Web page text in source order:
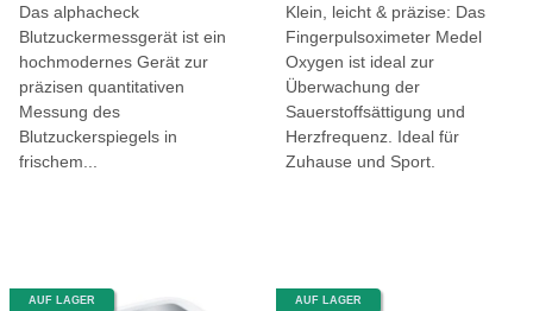
Das alphacheck
Blutzuckermessgerät ist ein
hochmodernes Gerät zur
präzisen quantitativen
Messung des
Blutzuckerspiegels in
frischem...
Klein, leicht & präzise: Das
Fingerpulsoximeter Medel
Oxygen ist ideal zur
Überwachung der
Sauerstoffsättigung und
Herzfrequenz. Ideal für
Zuhause und Sport.
AUF LAGER AUF LAGER